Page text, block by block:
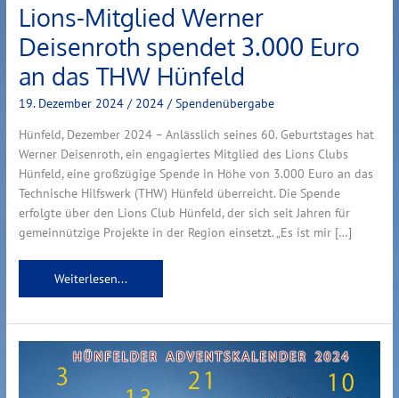
Lions-Mitglied Werner
Deisenroth spendet 3.000 Euro
an das THW Hünfeld
19. Dezember 2024/ 2024 /Spendenübergabe
Hünfeld, Dezember 2024 – Anlässlich seines 60. Geburtstages hat
Werner Deisenroth, ein engagiertes Mitglied des Lions Clubs
Hünfeld, eine großzügige Spende in Höhe von 3.000 Euro an das
Technische Hilfswerk (THW) Hünfeld überreicht. Die Spende
erfolgte über den Lions Club Hünfeld, der sich seit Jahren für
gemeinnützige Projekte in der Region einsetzt. „Es ist mir […]
Weiterlesen...
Lions
Adventskalender
2024